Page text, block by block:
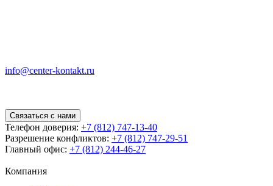
info@center-kontakt.ru
Связаться с нами
Телефон доверия: +7 (812) 747-13-40
Разрешение конфликтов: +7 (812) 747-29-51
Главный офис: +7 (812) 244-46-27
Компания